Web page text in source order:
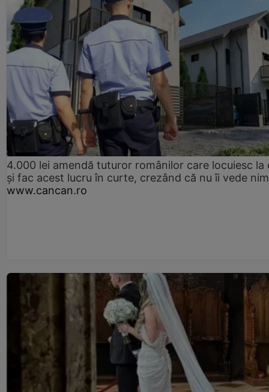
4.000 lei amendă tuturor românilor care locuiesc la
și fac acest lucru în curte, crezând că nu îi vede
www.cancan.ro